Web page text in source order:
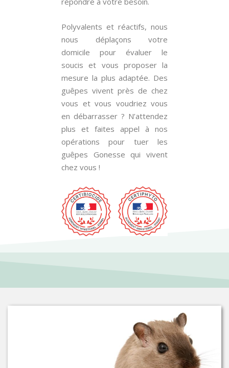
Polyvalents et réactifs, nous
nous déplaçons votre
domicile pour évaluer le
soucis et vous proposer la
mesure la plus adaptée. Des
guêpes vivent près de chez
vous et vous voudriez vous
en débarrasser ? N’attendez
plus et faites appel à nos
opérations pour tuer les
guêpes Gonesse qui vivent
chez vous !